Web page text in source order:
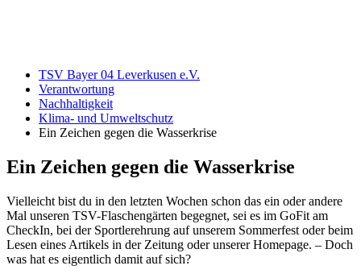
TSV Bayer 04 Leverkusen e.V.
Verantwortung
Nachhaltigkeit
Klima- und Umweltschutz
Ein Zeichen gegen die Wasserkrise
Ein Zeichen gegen die Wasserkrise
Vielleicht bist du in den letzten Wochen schon das ein oder andere
Mal unseren TSV-Flaschengärten begegnet, sei es im GoFit am
CheckIn, bei der Sportlerehrung auf unserem Sommerfest oder beim
Lesen eines Artikels in der Zeitung oder unserer Homepage. – Doch
was hat es eigentlich damit auf sich?